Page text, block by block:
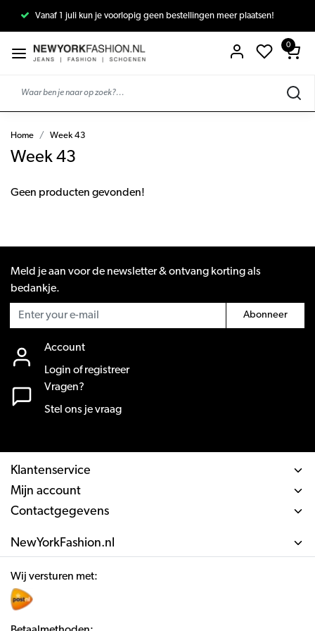
Vanaf 1 juli kun je voorlopig geen bestellingen meer plaatsen!
0
Home Week 43
Week 43
Geen producten gevonden!
Meld je aan voor de newsletter & ontvang korting als
bedankje.
Abonneer
Account
Login of registreer
Vragen?
Stel ons je vraag
Klantenservice
Mijn account
Contactgegevens
NewYorkFashion.nl
Wij versturen met: